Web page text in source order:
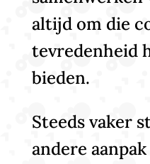
altijd om die
tevredenheid
bieden.
Steeds vaker
andere